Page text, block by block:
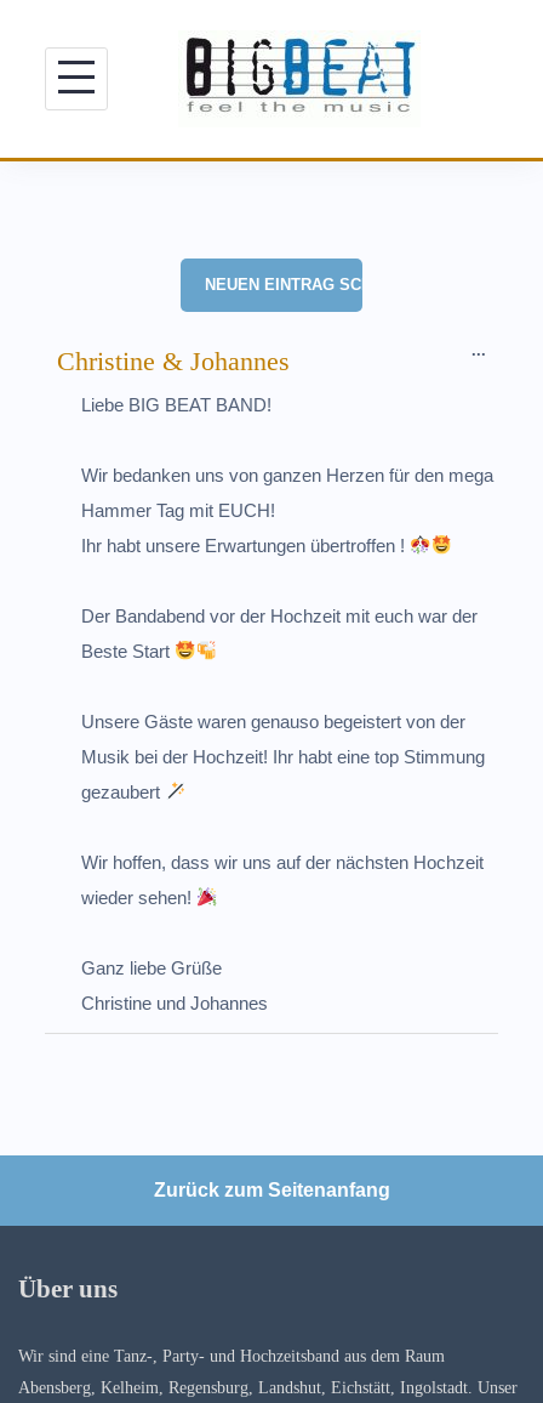
Christine & Johannes
Liebe BIG BEAT BAND!
Wir bedanken uns von ganzen Herzen für den mega
Hammer Tag mit EUCH!
Ihr habt unsere Erwartungen übertroffen !
Der Bandabend vor der Hochzeit mit euch war der
Beste Start
Unsere Gäste waren genauso begeistert von der
Musik bei der Hochzeit! Ihr habt eine top Stimmung
gezaubert
Wir hoffen, dass wir uns auf der nächsten Hochzeit
wieder sehen!
Ganz liebe Grüße
Christine und Johannes
...DIESE
Zurück zum Seitenanfang
Über uns
Wir sind eine Tanz-, Party- und Hochzeitsband aus dem Raum
Abensberg, Kelheim, Regensburg, Landshut, Eichstätt, Ingolstadt. Unser